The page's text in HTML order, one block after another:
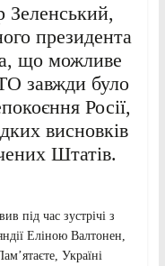
президента
що можливе
завжди було
Росії,
висновків
Штатів.
під час зустрічі з
Еліною Валтонен,
Україні